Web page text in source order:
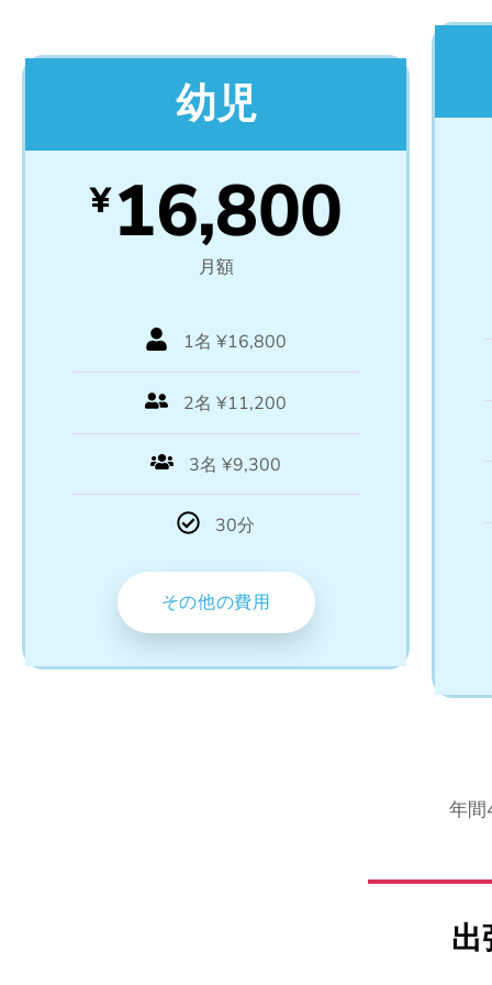
幼児
¥16,800
月額
1名 ¥16,800
2名 ¥11,200
3名 ¥9,300
30分
その他の費用
年間
出